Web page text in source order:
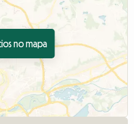
no mapa